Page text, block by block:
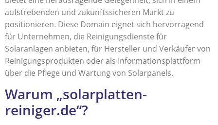
aufstrebenden und zukunftssicheren Markt zu
positionieren. Diese Domain eignet sich hervorragend
für Unternehmen, die Reinigungsdienste für
Solaranlagen anbieten, für Hersteller und Verkäufer von
Reinigungsprodukten oder als Informationsplattform
über die Pflege und Wartung von Solarpanels.
Warum „solarplatten-
reiniger.de“?